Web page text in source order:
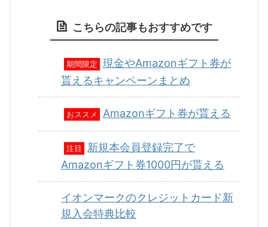
こちらの記事もおすすめです
期間限定
現金やAmazonギフト券が
貰えるキャンペーンまとめ
おススメ Amazonギフト券が貰える
注目
新規本会員登録完了で
Amazonギフト券1000円が貰える
イオンマークのクレジットカード新
規入会特典比較